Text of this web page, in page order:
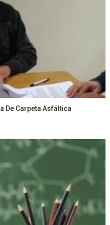
De Carpeta Asfáltica